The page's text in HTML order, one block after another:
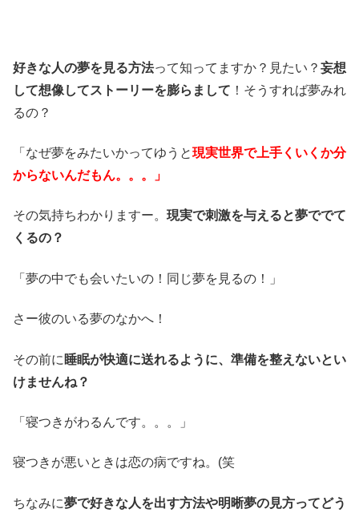
好きな人の夢を見る方法って知ってますか？見たい？ 妄想
して想像してストーリーを膨らまして ！そうすれば夢みれ
るの？
「なぜ夢をみたいかってゆうと現実世界で上手くいくか分
からないんだもん。。。」
その気持ちわかりますー。 現実で刺激を与えると夢ででて
くるの？
「夢の中でも会いたいの！同じ夢を見るの！」
さー彼のいる夢のなかへ！
その前に 睡眠が快適に送れるように、準備を整えないとい
けませんね？
「寝つきがわるんです。。。」
寝つきが悪いときは恋の病ですね。(笑
ちなみに夢で好きな人を出す方法や明晰夢の見方ってどう